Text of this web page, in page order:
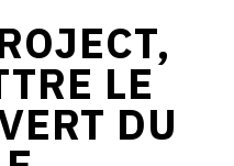
LE
DU